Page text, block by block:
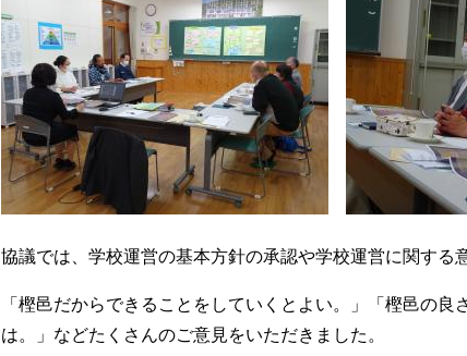
協議では、学校運営の基本方針の承認や学校運営に関する
「樫邑だからできることをしていくとよい。」「樫邑の
は。」などたくさんのご意見をいただきました。